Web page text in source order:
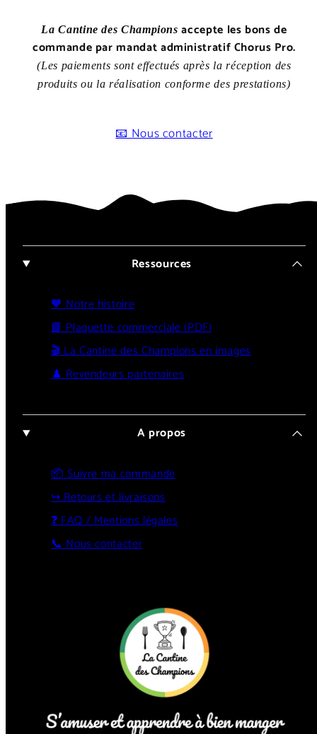
La Cantine des Champions accepte les bons de
commande par mandat administratif Chorus Pro.
(Les paiements sont effectués après la réception des
produits ou la réalisation conforme des prestations)
📧 Nous contacter
Ressources
🧡 Notre histoire
📘 Plaquette commerciale (PDF)
🎬 La Cantine des Champions en images
♟️ Revendeurs partenaires
A propos
📦 Suivre ma commande
↪️ Retours et livraisons
❓ FAQ / Mentions légales
📞 Nous contacter